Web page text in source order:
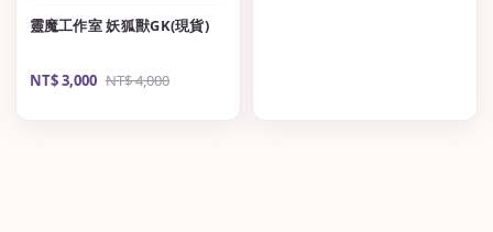
靈魔工作室 妖狐獸GK(現貨)
Sale
NT$ 3,000 Regular
NT$ 4,000